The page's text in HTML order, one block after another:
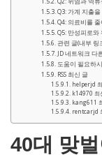
Q3: 가계 지출
Q4: 의료비를
Q5: 만성피로와
관련 글(내부 링
JD 네트워크 다
도움이 필요하
RSS 최신 글
helperjd
k14970 최
kang611
rentcarjd
40대 맞